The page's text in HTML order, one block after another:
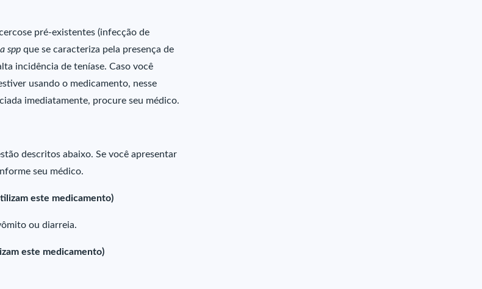
pré-existentes (infecção de
spp que se caracteriza pela presença de
incidência de teníase. Caso você
usando o medicamento, nesse
imediatamente, procure seu médico.
descritos abaixo. Se você apresentar
seu médico.
este medicamento)
ou diarreia.
este medicamento)